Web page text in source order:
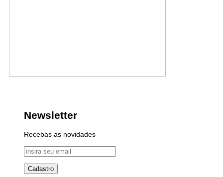
Newsletter
Recebas as novidades